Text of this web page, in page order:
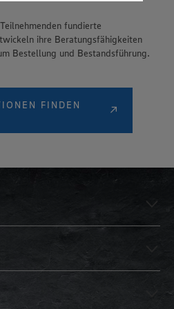
verarbeiten. Weitere
sowie in unserer Cookie
„YouTube” und „Vimeo”.
fundierte
ihre Beratungsfähigkeiten
Bestellung und Bestandsführung.
FINDEN